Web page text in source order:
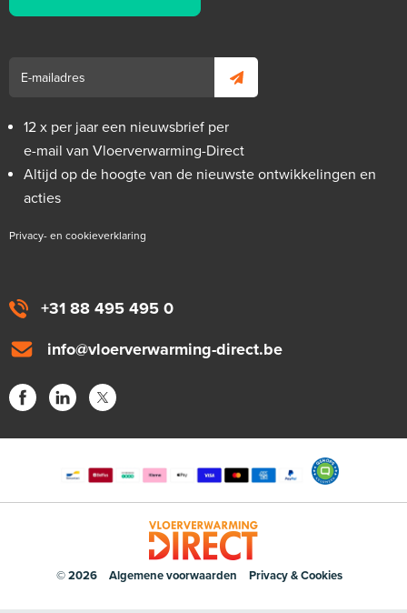
+31 88 495 495 0
info@vloerverwarming-direct.be
12 x per jaar een nieuwsbrief per
e-mail van Vloerverwarming-Direct
Altijd op de hoogte van de nieuwste ontwikkelingen en
acties
Privacy- en cookieverklaring
© 2026 Algemene voorwaarden Privacy & Cookies